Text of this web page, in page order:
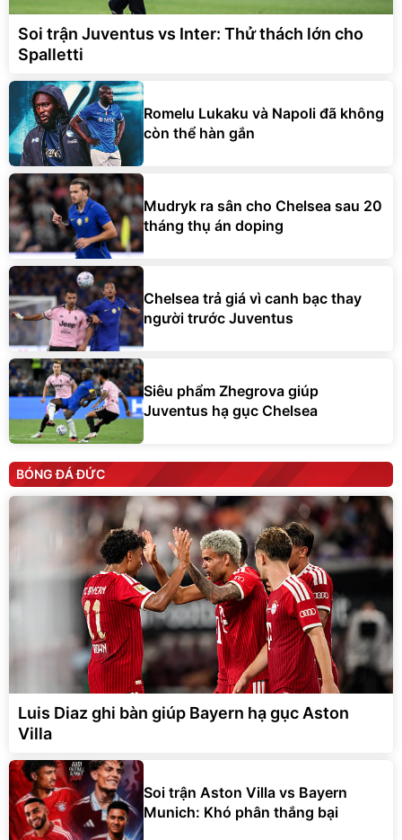
Soi trận Juventus vs Inter: Thử thách lớn cho
Spalletti
Romelu Lukaku và Napoli đã không
còn thể hàn gắn
Mudryk ra sân cho Chelsea sau 20
tháng thụ án doping
Chelsea trả giá vì canh bạc thay
người trước Juventus
Siêu phẩm Zhegrova giúp
Juventus hạ gục Chelsea
BÓNG ĐÁ ĐỨC
Luis Diaz ghi bàn giúp Bayern hạ gục Aston
Villa
Soi trận Aston Villa vs Bayern
Munich: Khó phân thắng bại